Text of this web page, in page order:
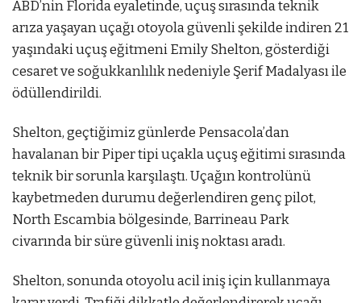
ABD’nin Florida eyaletinde, uçuş sırasında teknik
arıza yaşayan uçağı otoyola güvenli şekilde indiren 21
yaşındaki uçuş eğitmeni Emily Shelton, gösterdiği
cesaret ve soğukkanlılık nedeniyle Şerif Madalyası ile
ödüllendirildi.
Shelton, geçtiğimiz günlerde Pensacola’dan
havalanan bir Piper tipi uçakla uçuş eğitimi sırasında
teknik bir sorunla karşılaştı. Uçağın kontrolünü
kaybetmeden durumu değerlendiren genç pilot,
North Escambia bölgesinde, Barrineau Park
civarında bir süre güvenli iniş noktası aradı.
Shelton, sonunda otoyolu acil iniş için kullanmaya